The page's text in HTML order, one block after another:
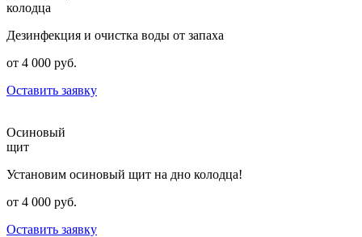
колодца
Дезинфекция и очистка воды от запаха
от 4 000 руб.
Оставить заявку
Осиновый
щит
Установим осиновый щит на дно колодца!
от 4 000 руб.
Оставить заявку